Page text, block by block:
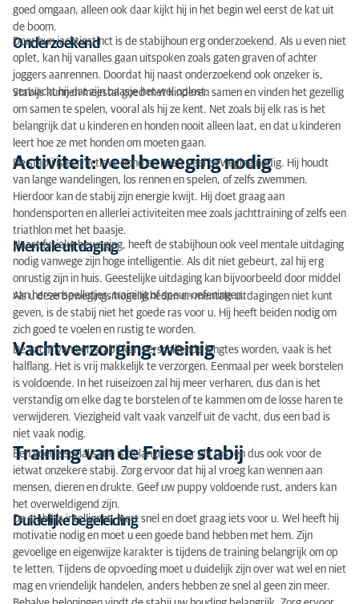
goed omgaan, alleen ook daar kijkt hij in het begin wel eerst de kat uit
de boom.
Onderzoekend
Door hun jachtinstinct is de stabijhoun erg onderzoekend. Als u even niet
oplet, kan hij vanalles gaan uitspoken zoals gaten graven of achter
joggers aanrennen. Doordat hij naast onderzoekend ook onzeker is,
verwacht hij dat zijn baasje het wel oplost.
Stabijs kunnen meestal goed met kinderen samen en vinden het gezellig
om samen te spelen, vooral als hij ze kent. Net zoals bij elk ras is het
belangrijk dat u kinderen en honden nooit alleen laat, en dat u kinderen
leert hoe ze met honden om moeten gaan.
Activiteit: veel beweging nodig
De stabij is een actieve hond en heeft veel beweging nodig. Hij houdt
van lange wandelingen, los rennen en spelen, of zelfs zwemmen.
Hierdoor kan de stabij zijn energie kwijt. Hij doet graag aan
hondensporten en allerlei activiteiten mee zoals jachttraining of zelfs een
triathlon met het baasje.
Mentale uitdaging
Naast fysieke beweging, heeft de stabijhoun ook veel mentale uitdaging
nodig vanwege zijn hoge intelligentie. Als dit niet gebeurt, zal hij erg
onrustig zijn in huis. Geestelijke uitdaging kan bijvoorbeeld door middel
van hersenspelletjes, training of speur-oefeningen.
Als u deze bewegingsmogelijkheden en mentale uitdagingen niet kunt
geven, is de stabij niet het goede ras voor u. Hij heeft beiden nodig om
zich goed te voelen en rustig te worden.
Vachtverzorging: weinig
De vacht van een stabij kan verschillende lengtes worden, vaak is het
halflang. Het is vrij makkelijk te verzorgen. Eenmaal per week borstelen
is voldoende. In het ruiseizoen zal hij meer verharen, dus dan is het
verstandig om elke dag te borstelen of te kammen om de losse haren te
verwijderen. Viezigheid valt vaak vanzelf uit de vacht, dus een bad is
niet vaak nodig.
Training van de Friese stabij
Een goede socialisatie is belangrijk voor elk ras, en dus ook voor de
ietwat onzekere stabij. Zorg ervoor dat hij al vroeg kan wennen aan
mensen, dieren en drukte. Geef uw puppy voldoende rust, anders kan
het overweldigend zijn.
Duidelijke begeleiding
De stabij is intelligent, leert snel en doet graag iets voor u. Wel heeft hij
motivatie nodig en moet u een goede band hebben met hem. Zijn
gevoelige en eigenwijze karakter is tijdens de training belangrijk om op
te letten. Tijdens de opvoeding moet u duidelijk zijn over wat wel en niet
mag en vriendelijk handelen, anders hebben ze snel al geen zin meer.